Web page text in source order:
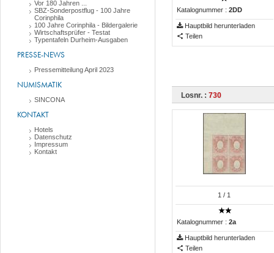
Vor 180 Jahren ...
SBZ-Sonderpostflug - 100 Jahre
Corinphila
100 Jahre Corinphila - Bildergalerie
Wirtschaftsprüfer - Testat
Typentafeln Durheim-Ausgaben
PRESSE-NEWS
Pressemitteilung April 2023
NUMISMATIK
SINCONA
KONTAKT
Hotels
Datenschutz
Impressum
Kontakt
Katalognummer : 2DD
Hauptbild herunterladen
Teilen
Losnr. : 730
1 / 1
Katalognummer : 2a
Hauptbild herunterladen
Teilen